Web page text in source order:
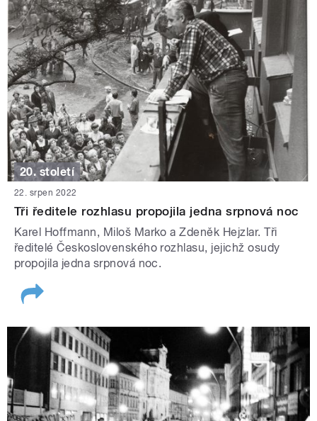
20. století
22. srpen 2022
Tři ředitele rozhlasu propojila jedna srpnová noc
Karel Hoffmann, Miloš Marko a Zdeněk Hejzlar. Tři
ředitelé Československého rozhlasu, jejichž osudy
propojila jedna srpnová noc.